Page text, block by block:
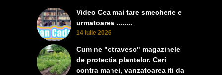
Video Cea mai tare smecherie e
urmatoarea ........
14 iulie 2026
Cum ne "otravesc" magazinele
de protectia plantelor. Ceri
contra manei, vanzatoarea iti da